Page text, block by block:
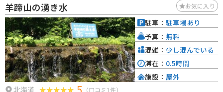
羊蹄山の湧き水 お気に入り
北海道
（口コミ1件）
駐車： 駐車場あり
予算： 無料
混雑： 少し混んでいる
滞在： 0.5時間
施設： 屋外